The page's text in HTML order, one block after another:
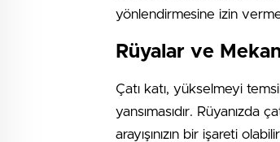
yönlendirmesine izin
Rüyalar ve
Çatı katı, yükselmeyi
yansımasıdır. Rüyanızda
arayışınızın bir işareti